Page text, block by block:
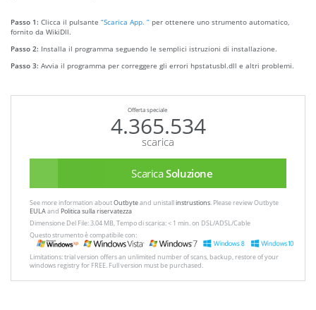
Passo 1: Clicca il pulsante “Scarica App. ” per ottenere uno strumento automatico,
fornito da WikiDll.
Passo 2: Installa il programma seguendo le semplici istruzioni di installazione.
Passo 3: Avvia il programma per correggere gli errori hpstatusbl.dll e altri problemi.
Offerta speciale
4.365.534
scarica
ScaricaSoluzione
See more information aboutOutbyteand unistallinstrustions. Please review Outbyte
EULAand Politica sulla riservatezza
Dimensione Del File: 3.04 MB, Tempo di scarica: < 1 min. on DSL/ADSL/Cable
Questo strumento è compatibile con:
Limitations: trial version offers an unlimited number of scans, backup, restore of your
windows registry for FREE. Full version must be purchased.